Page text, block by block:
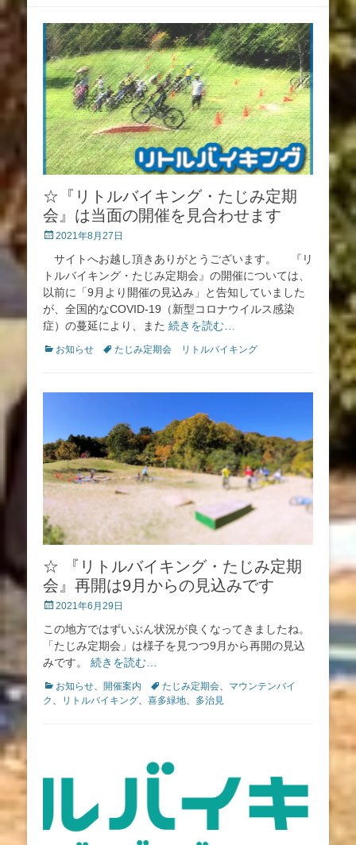
☆『リトルバイキング・たじみ定期
会』は当面の開催を見合わせます
投 2021年8月27日
サイトへお越し頂きありがとうございます。 『リ
トルバイキング・たじみ定期会』の開催については、
以前に「9月より開催の見込み」と告知していました
が、全国的なCOVID-19（新型コロナウイルス感染
症）の蔓延により、また 続きを読む…
カ
リ
お知らせ
タ たじみ定期会 リトルバイキング
☆ 『リトルバイキング・たじみ定期
会』再開は9月からの見込みです
投
日
2021年6月29日
この地方ではずいぶん状況が良くなってきましたね。
「たじみ定期会」は様子を見つつ9月から再開の見込
みです。 続きを読む…
カ
テ
お知らせ、 開催案内
タ
グ
たじみ定期会、 マウンテンバイ
ク 、 リトルバイキング、 喜多緑地、 多治見